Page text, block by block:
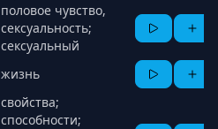
половое чувство,
сексуальность;
сексуальный
жизнь
свойства;
способности;